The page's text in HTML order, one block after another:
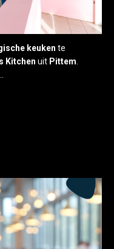
keuken te
Kitchen uit Pittem